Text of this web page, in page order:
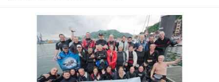
Bienvenue
Documents utiles